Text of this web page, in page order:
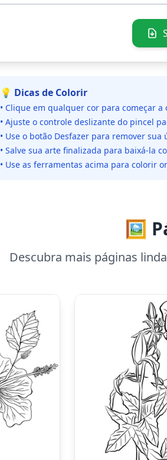
💡 Dicas de Colorir
• Clique em qualquer cor para começar a
• Ajuste o controle deslizante do pincel
• Use o botão Desfazer para remover sua
• Salve sua arte finalizada para baixá-la
• Use as ferramentas acima para colorir
🖼️
Descubra mais páginas